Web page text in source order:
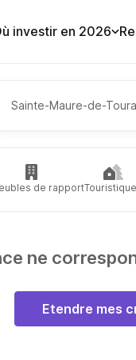
investir en 2026
Sainte-Maure-de-
de rapport
ne
Etendre mes